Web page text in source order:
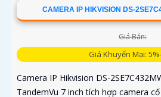
CAMERA IP HIKVISION DS-
Giá Bán:
Giá Khuyến Mại:
Camera IP Hikvision DS-
TandemVu 7 inch tích hợp camera